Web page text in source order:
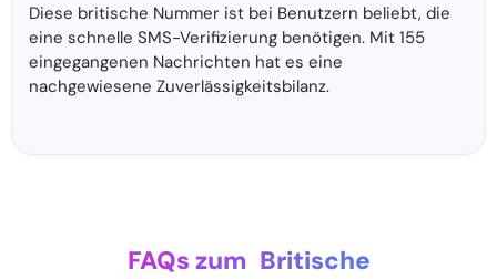
Diese britische Nummer ist bei Benutzern beliebt, die
eine schnelle SMS-Verifizierung benötigen. Mit 155
eingegangenen Nachrichten hat es eine
nachgewiesene Zuverlässigkeitsbilanz.
FAQs zum Britische